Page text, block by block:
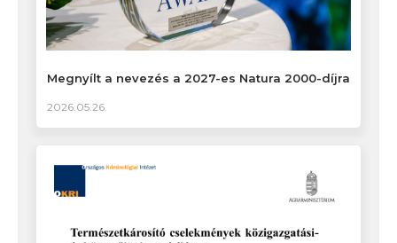
Megnyílt a nevezés a 2027-es Natura 2000-díjra
2026.05.26.